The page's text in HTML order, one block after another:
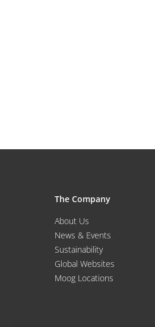
The Company
About Us
News & Events
Sustainability
Global Websites
Moog Locations